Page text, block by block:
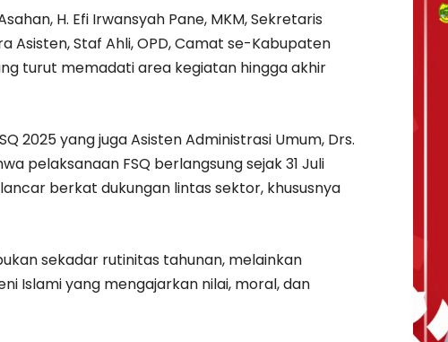
H. Efi Irwansyah Pane, MKM, Sekretaris
Asisten, Staf Ahli, OPD, Camat se-Kabupaten
turut memadati area kegiatan hingga akhir
2025 yang juga Asisten Administrasi Umum, Drs.
pelaksanaan FSQ berlangsung sejak 31 Juli
berkat dukungan lintas sektor, khususnya
sekadar rutinitas tahunan, melainkan
Islami yang mengajarkan nilai, moral, dan